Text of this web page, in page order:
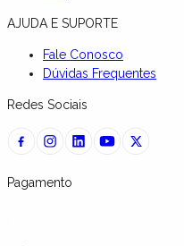
AJUDA E SUPORTE
Fale Conosco
Dúvidas Frequentes
Redes Sociais
Pagamento